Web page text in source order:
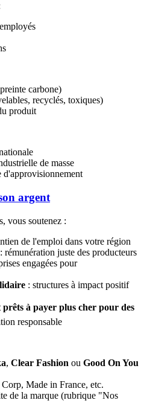
carbone)
recyclés, toxiques)
produit
de masse
d'approvisionnement
argent
vous soutenez :
de l'emploi dans votre région
: rémunération juste des producteurs
engagées pour
: structures à impact positif
prêts à payer plus cher pour des
responsable
, Clear Fashion ou Good On You
Made in France, etc.
de la marque (rubrique "Nos